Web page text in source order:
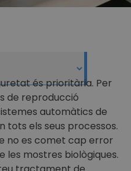
és prioritària. Per
de reproducció
automàtics de
els seus processos.
no es comet cap error
mostres biològiques.